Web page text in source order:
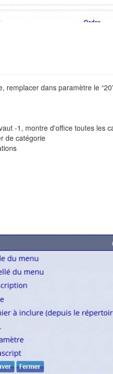
remplacer dans paramètre le
-1, montre d'office toutes les
de catégorie